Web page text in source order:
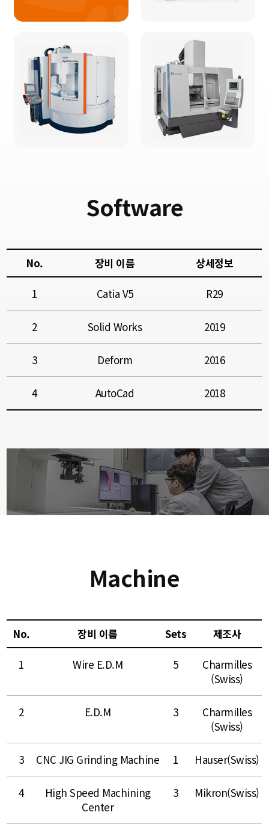
Software
No. 장비 이름 상세정보
1 Catia V5 R29
2 Solid Works 2019
3 Deform 2016
4 AutoCad 2018
Machine
No. 장비 이름 Sets 제조사
1 Wire E.D.M 5
Charmilles
(Swiss)
2 E.D.M 3
Charmilles
(Swiss)
3 CNC JIG Grinding Machine 1 Hauser(Swiss)
4
High Speed Machining
Center
3 Mikron(Swiss)